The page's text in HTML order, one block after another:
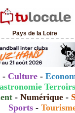
Pays de la Loire
- Culture -
Terroirs
- Numérique-
Sports -